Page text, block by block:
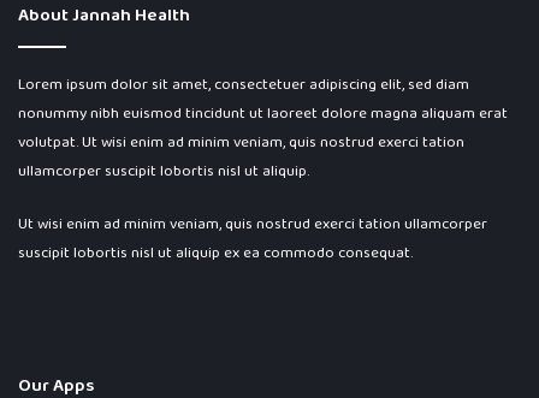
About Jannah Health
Lorem ipsum dolor sit amet, consectetuer adipiscing elit, sed diam
nonummy nibh euismod tincidunt ut laoreet dolore magna aliquam erat
volutpat. Ut wisi enim ad minim veniam, quis nostrud exerci tation
ullamcorper suscipit lobortis nisl ut aliquip.
Ut wisi enim ad minim veniam, quis nostrud exerci tation ullamcorper
suscipit lobortis nisl ut aliquip ex ea commodo consequat.
Our Apps